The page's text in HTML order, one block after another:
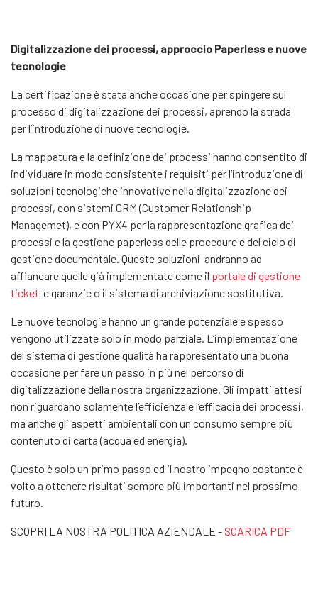
Digitalizzazione dei processi, approccio Paperless e nuove
tecnologie
La certificazione è stata anche occasione per spingere sul
processo di digitalizzazione dei processi, aprendo la strada
per l’introduzione di nuove tecnologie.
La mappatura e la definizione dei processi hanno consentito di
individuare in modo consistente i requisiti per l’introduzione di
soluzioni tecnologiche innovative nella digitalizzazione dei
processi, con sistemi CRM (Customer Relationship
Managemet), e con PYX4 per la rappresentazione grafica dei
processi e la gestione paperless delle procedure e del ciclo di
gestione documentale. Queste soluzioni andranno ad
affiancare quelle già implementate come il portale di gestione
ticket e garanzie o il sistema di archiviazione sostitutiva.
Le nuove tecnologie hanno un grande potenziale e spesso
vengono utilizzate solo in modo parziale. L’implementazione
del sistema di gestione qualità ha rappresentato una buona
occasione per fare un passo in più nel percorso di
digitalizzazione della nostra organizzazione. Gli impatti attesi
non riguardano solamente l’efficienza e l’efficacia dei processi,
ma anche gli aspetti ambientali con un consumo sempre più
contenuto di carta (acqua ed energia).
Questo è solo un primo passo ed il nostro impegno costante è
volto a ottenere risultati sempre più importanti nel prossimo
futuro.
SCOPRI LA NOSTRA POLITICA AZIENDALE - SCARICA PDF